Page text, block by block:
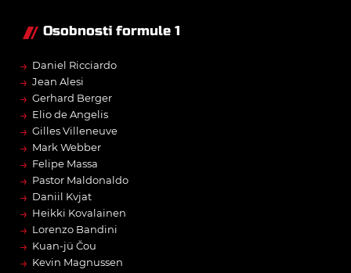
Osobnosti formule 1
→ Daniel Ricciardo
→ Jean Alesi
→ Gerhard Berger
→ Elio de Angelis
→ Gilles Villeneuve
→ Mark Webber
→ Felipe Massa
→ Pastor Maldonaldo
→ Daniil Kvjat
→ Heikki Kovalainen
→ Lorenzo Bandini
→ Kuan-jü Čou
→ Kevin Magnussen